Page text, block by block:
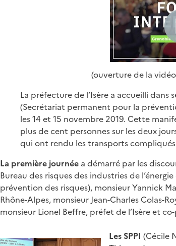
(ouverture de la
La préfecture de l’Isère a accueilli dans
(Secrétariat permanent pour la
les 14 et 15 novembre 2019. Cette
plus de cent personnes sur les deux
qui ont rendu les transports
La première journée a démarré par les
Bureau des risques des industries de
prévention des risques), monsieur Yannick
Rhône-Alpes, monsieur Jean-Charles Colas-
monsieur Lionel Beffre, préfet de l’Isère et
Les SPPI (Cécile